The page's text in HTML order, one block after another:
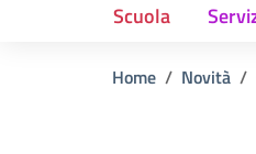
Scuola
Home Novità